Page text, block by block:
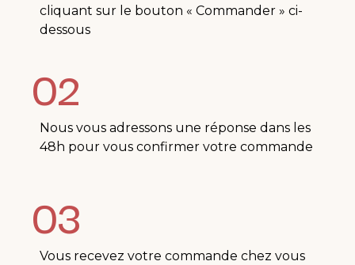
cliquant sur le bouton « Commander » ci-
dessous
02
Nous vous adressons une réponse dans les
48h pour vous confirmer votre commande
03
Vous recevez votre commande chez vous